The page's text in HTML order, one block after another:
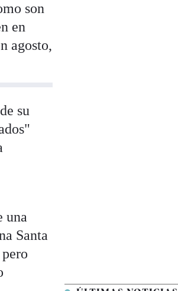
son
en
agosto,
su
una
Santa